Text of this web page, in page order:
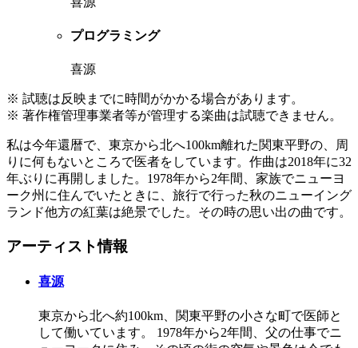
プログラミング
喜源
※ 試聴は反映までに時間がかかる場合があります。
※ 著作権管理事業者等が管理する楽曲は試聴できません。
私は今年還暦で、東京から北へ100km離れた関東平野の、周
りに何もないところで医者をしています。作曲は2018年に32
年ぶりに再開しました。1978年から2年間、家族でニューヨ
ーク州に住んでいたときに、旅行で行った秋のニューイング
ランド他方の紅葉は絶景でした。その時の思い出の曲です。
アーティスト情報
喜源
東京から北へ約100km、関東平野の小さな町で医師と
して働いています。 1978年から2年間、父の仕事でニ